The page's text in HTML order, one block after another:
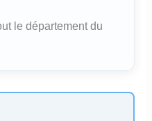
le département du